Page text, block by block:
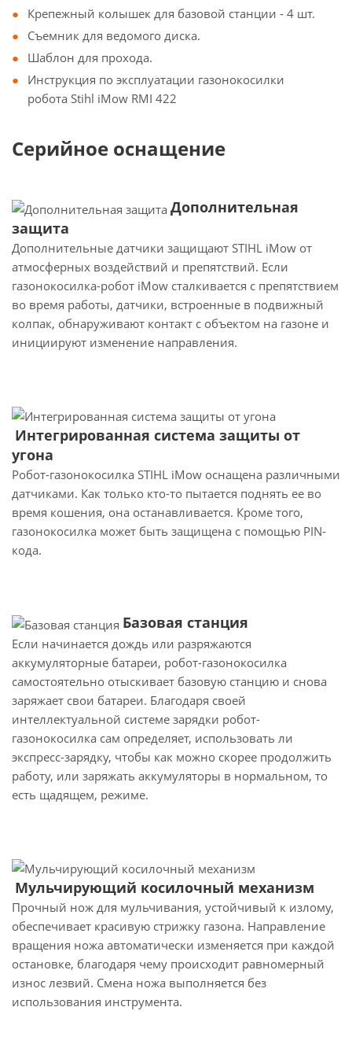
Крепежный колышек для базовой станции - 4 шт.
Съемник для ведомого диска.
Шаблон для прохода.
Инструкция по эксплуатации газонокосилки
робота Stihl iMow RMI 422
Серийное оснащение
Дополнительная
защита
Дополнительные датчики защищают STIHL iMow от
атмосферных воздействий и препятствий. Если
газонокосилка-робот iMow сталкивается с препятствием
во время работы, датчики, встроенные в подвижный
колпак, обнаруживают контакт с объектом на газоне и
инициируют изменение направления.
Интегрированная система защиты от
угона
Робот-газонокосилка STIHL iMow оснащена различными
датчиками. Как только кто-то пытается поднять ее во
время кошения, она останавливается. Кроме того,
газонокосилка может быть защищена с помощью PIN-
кода.
Базовая станция
Если начинается дождь или разряжаются
аккумуляторные батареи, робот-газонокосилка
самостоятельно отыскивает базовую станцию и снова
заряжает свои батареи. Благодаря своей
интеллектуальной системе зарядки робот-
газонокосилка сам определяет, использовать ли
экспресс-зарядку, чтобы как можно скорее продолжить
работу, или заряжать аккумуляторы в нормальном, то
есть щадящем, режиме.
Мульчирующий косилочный механизм
Прочный нож для мульчивания, устойчивый к излому,
обеспечивает красивую стрижку газона. Направление
вращения ножа автоматически изменяется при каждой
остановке, благодаря чему происходит равномерный
износ лезвий. Смена ножа выполняется без
использования инструмента.